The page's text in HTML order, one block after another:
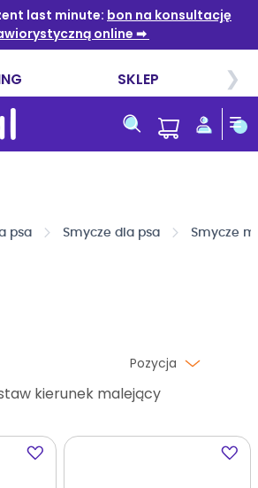
psa Smycze dla psa Smycze
Pozycja
kierunek malejący
Dodaj
do
Dodaj
do